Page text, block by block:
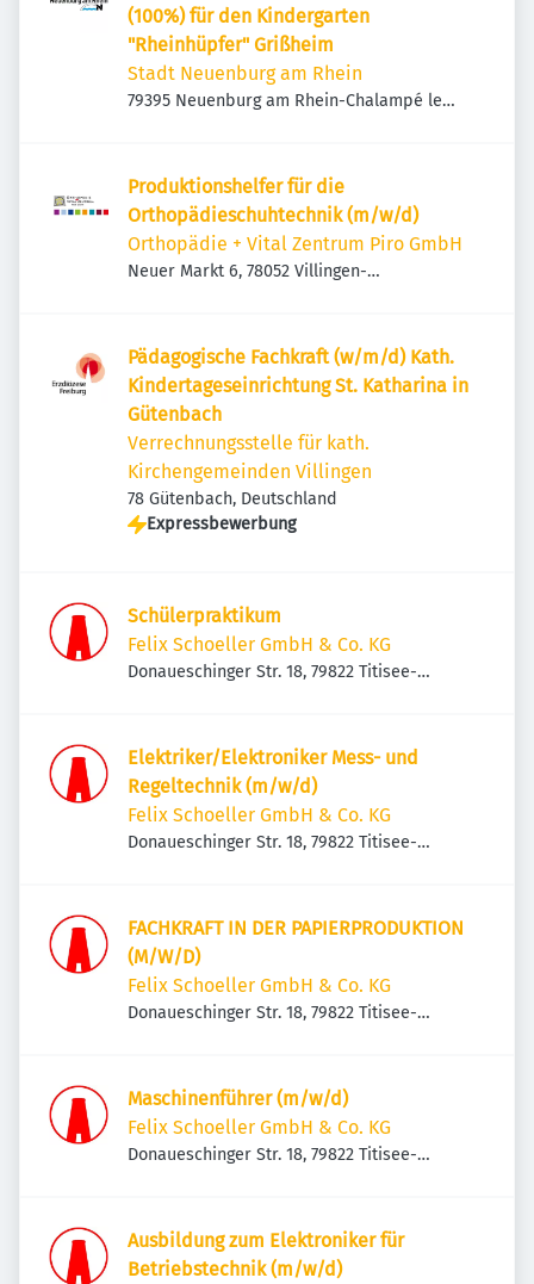
(100%) für den Kindergarten
"Rheinhüpfer" Grißheim
Stadt Neuenburg am Rhein
79395 Neuenburg am Rhein-Chalampé le
Produktionshelfer für die
Orthopädieschuhtechnik (m/w/d)
Orthopädie + Vital Zentrum Piro GmbH
Neuer Markt 6, 78052 Villingen-
Pädagogische Fachkraft (w/m/d) Kath.
Kindertageseinrichtung St. Katharina in
Gütenbach
Verrechnungsstelle für kath.
Kirchengemeinden Villingen
78 Gütenbach, Deutschland
Expressbewerbung
Schülerpraktikum
Felix Schoeller GmbH & Co. KG
Donaueschinger Str. 18, 79822 Titisee-
Elektriker/Elektroniker Mess- und
Regeltechnik (m/w/d)
Felix Schoeller GmbH & Co. KG
Donaueschinger Str. 18, 79822 Titisee-
FACHKRAFT IN DER PAPIERPRODUKTION
(M/W/D)
Felix Schoeller GmbH & Co. KG
Donaueschinger Str. 18, 79822 Titisee-
Maschinenführer (m/w/d)
Felix Schoeller GmbH & Co. KG
Donaueschinger Str. 18, 79822 Titisee-
Ausbildung zum Elektroniker für
Betriebstechnik (m/w/d)